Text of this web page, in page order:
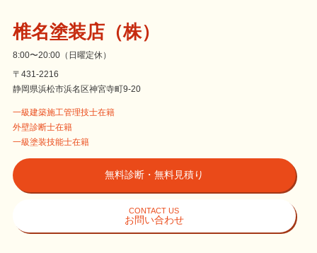
椎名塗装店（株）
8:00〜20:00（日曜定休）
〒431-2216
静岡県浜松市浜名区神宮寺町9-20
一級建築施工管理技士在籍
外壁診断士在籍
一級塗装技能士在籍
無料診断・無料見積り
CONTACT US
お問い合わせ